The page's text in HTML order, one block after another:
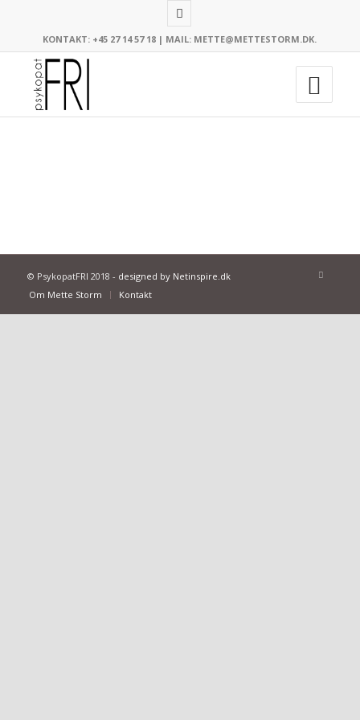
KONTAKT: +45 27 14 57 18 | MAIL: METTE@METTESTORM.DK.
© PsykopatFRI 2018 - designed by Netinspire.dk
Om Mette Storm
Kontakt